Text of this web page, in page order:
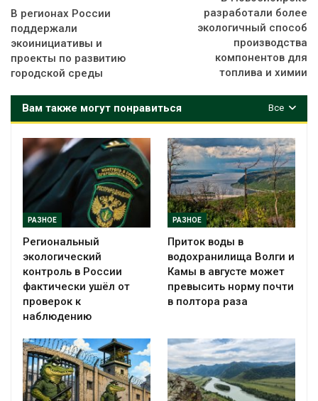
В регионах России
поддержали
экоинициативы и
проекты по развитию
городской среды
разработали более
экологичный способ
производства
компонентов для
топлива и химии
Все
Вам также могут понравиться
РАЗНОЕ
Региональный
экологический
контроль в России
фактически ушёл от
проверок к
наблюдению
РАЗНОЕ
Приток воды в
водохранилища Волги и
Камы в августе может
превысить норму почти
в полтора раза